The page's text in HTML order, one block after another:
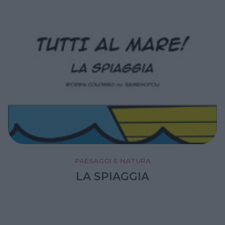
PAESAGGI E NATURA
LA SPIAGGIA